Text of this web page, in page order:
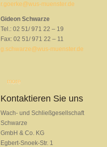
r.goerke@wus-muenster.de
Gideon Schwarze
Tel.: 02 51/ 971 22 – 19
Fax: 02 51/ 971 22 – 11
g.schwarze@wus-muenster.de
more
Kontaktieren Sie uns
Wach- und Schließgesellschaft
Schwarze
GmbH & Co. KG
Egbert-Snoek-Str. 1